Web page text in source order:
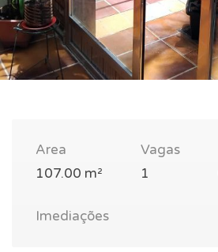
Area
107.00 m²
Vagas
1
Imediações